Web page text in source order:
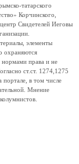
татарского
Корчинского,
Свидетелей Иеговы
элементы
охраняются
нормами права и не
ст.ст. 1274,1275
в том числе
Мнение